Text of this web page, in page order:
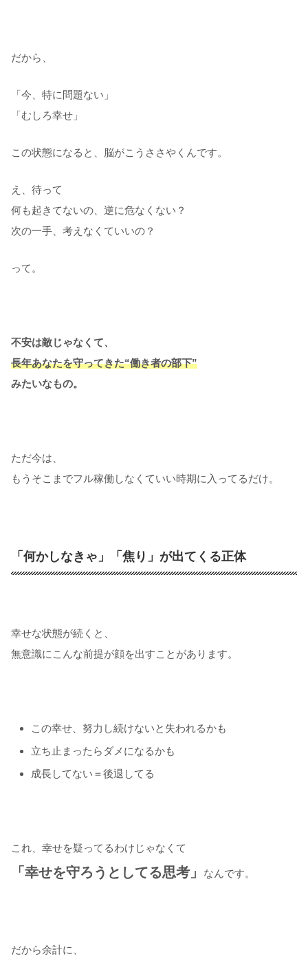
だから、
「今、特に問題ない」
「むしろ幸せ」
この状態になると、脳がこうささやくんです。
え、待って
何も起きてないの、逆に危なくない？
次の一手、考えなくていいの？
って。
不安は敵じゃなくて、
長年あなたを守ってきた“働き者の部下”
みたいなもの。
ただ今は、
もうそこまでフル稼働しなくていい時期に入ってるだけ。
「何かしなきゃ」「焦り」が出てくる正体
幸せな状態が続くと、
無意識にこんな前提が顔を出すことがあります。
この幸せ、努力し続けないと失われるかも
立ち止まったらダメになるかも
成長してない＝後退してる
これ、幸せを疑ってるわけじゃなくて
「幸せを守ろうとしてる思考」 なんです。
だから余計に、